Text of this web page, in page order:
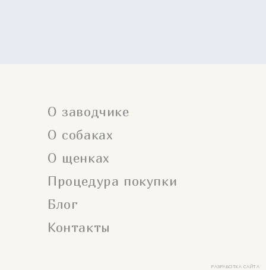
Контакты
Блог
Процедура покупки
О щенках
О собаках
О заводчике
РАЗРАБОТКА САЙТА